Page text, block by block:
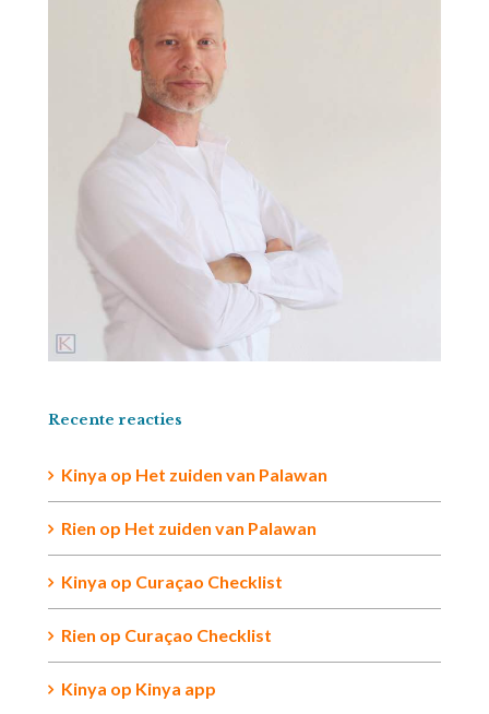
Recente reacties
Kinya op Het zuiden van Palawan
Rien op Het zuiden van Palawan
Kinya op Curaçao Checklist
Rien op Curaçao Checklist
Kinya op Kinya app